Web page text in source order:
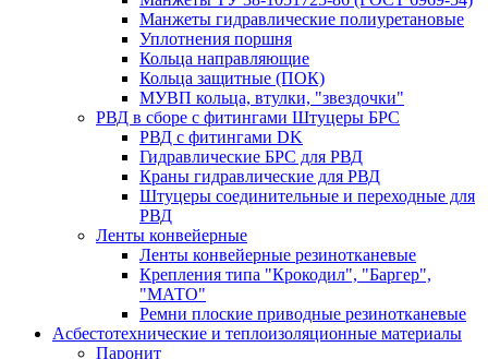
Манжеты гидравлические полиуретановые
Уплотнения поршня
Кольца направляющие
Кольца защитные (ПОК)
МУВП кольца, втулки, "звездочки"
РВД в сборе с фитингами Штуцеры БРС
РВД с фитингами DK
Гидравлические БРС для РВД
Краны гидравлические для РВД
Штуцеры соединительные и переходные для
РВД
Ленты конвейерные
Ленты конвейерные резинотканевые
Крепления типа "Крокодил", "Баргер",
"МАТО"
Ремни плоские приводные резинотканевые
Асбестотехнические и теплоизоляционные материалы
Паронит